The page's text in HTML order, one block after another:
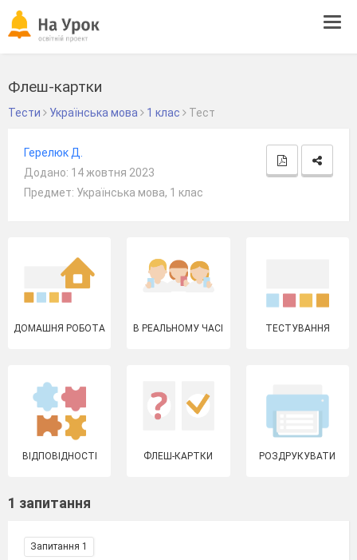
Флеш-картки
Тести Українська мова 1 клас Тест
Герелюк Д.
Додано: 14 жовтня 2023
Предмет: Українська мова, 1 клас
ДОМАШНЯ РОБОТА В РЕАЛЬНОМУ ЧАСІ ТЕСТУВАННЯ
ВІДПОВІДНОСТІ ФЛЕШ-КАРТКИ РОЗДРУКУВАТИ
1 запитання
Запитання 1